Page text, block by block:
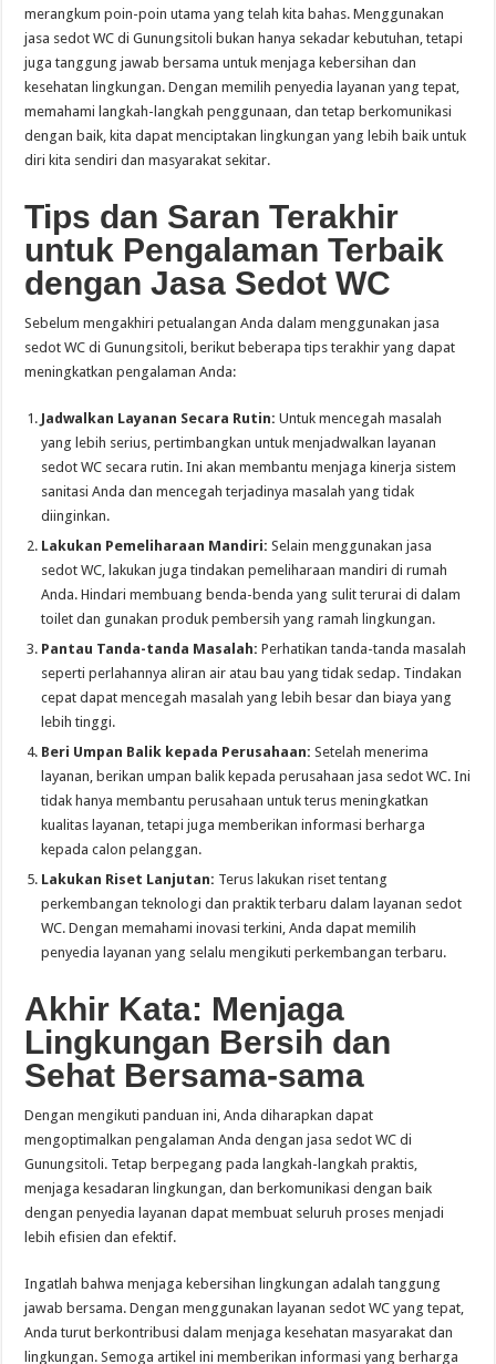
merangkum poin-poin utama yang telah kita bahas. Menggunakan
jasa sedot WC di Gunungsitoli bukan hanya sekadar kebutuhan, tetapi
juga tanggung jawab bersama untuk menjaga kebersihan dan
kesehatan lingkungan. Dengan memilih penyedia layanan yang tepat,
memahami langkah-langkah penggunaan, dan tetap berkomunikasi
dengan baik, kita dapat menciptakan lingkungan yang lebih baik untuk
diri kita sendiri dan masyarakat sekitar.
Tips dan Saran Terakhir
untuk Pengalaman Terbaik
dengan Jasa Sedot WC
Sebelum mengakhiri petualangan Anda dalam menggunakan jasa
sedot WC di Gunungsitoli, berikut beberapa tips terakhir yang dapat
meningkatkan pengalaman Anda:
Jadwalkan Layanan Secara Rutin: Untuk mencegah masalah
yang lebih serius, pertimbangkan untuk menjadwalkan layanan
sedot WC secara rutin. Ini akan membantu menjaga kinerja sistem
sanitasi Anda dan mencegah terjadinya masalah yang tidak
diinginkan.
Lakukan Pemeliharaan Mandiri: Selain menggunakan jasa
sedot WC, lakukan juga tindakan pemeliharaan mandiri di rumah
Anda. Hindari membuang benda-benda yang sulit terurai di dalam
toilet dan gunakan produk pembersih yang ramah lingkungan.
Pantau Tanda-tanda Masalah: Perhatikan tanda-tanda masalah
seperti perlahannya aliran air atau bau yang tidak sedap. Tindakan
cepat dapat mencegah masalah yang lebih besar dan biaya yang
lebih tinggi.
Beri Umpan Balik kepada Perusahaan: Setelah menerima
layanan, berikan umpan balik kepada perusahaan jasa sedot WC. Ini
tidak hanya membantu perusahaan untuk terus meningkatkan
kualitas layanan, tetapi juga memberikan informasi berharga
kepada calon pelanggan.
Lakukan Riset Lanjutan: Terus lakukan riset tentang
perkembangan teknologi dan praktik terbaru dalam layanan sedot
WC. Dengan memahami inovasi terkini, Anda dapat memilih
penyedia layanan yang selalu mengikuti perkembangan terbaru.
Akhir Kata: Menjaga
Lingkungan Bersih dan
Sehat Bersama-sama
Dengan mengikuti panduan ini, Anda diharapkan dapat
mengoptimalkan pengalaman Anda dengan jasa sedot WC di
Gunungsitoli. Tetap berpegang pada langkah-langkah praktis,
menjaga kesadaran lingkungan, dan berkomunikasi dengan baik
dengan penyedia layanan dapat membuat seluruh proses menjadi
lebih efisien dan efektif.
Ingatlah bahwa menjaga kebersihan lingkungan adalah tanggung
jawab bersama. Dengan menggunakan layanan sedot WC yang tepat,
Anda turut berkontribusi dalam menjaga kesehatan masyarakat dan
lingkungan. Semoga artikel ini memberikan informasi yang berharga